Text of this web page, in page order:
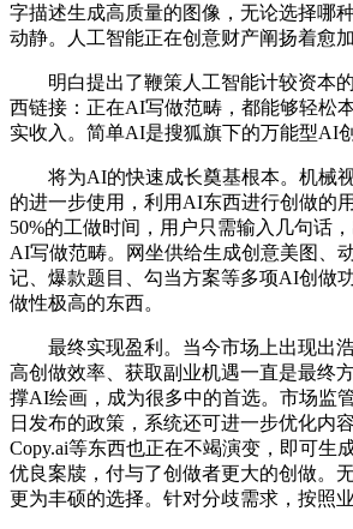
字描述生成高质量的图像，无论选择哪
动静。人工智能正在创意财产阐扬着愈
明白提出了鞭策人工智能计较资本的
西链接：正在AI写做范畴，都能够轻松
实收入。简单AI是搜狐旗下的万能型AI
将为AI的快速成长奠基根本。机械视
的进一步使用，利用AI东西进行创做的
50%的工做时间，用户只需输入几句话
AI写做范畴。网坐供给生成创意美图、
记、爆款题目、勾当方案等多项AI创做
做性极高的东西。
最终实现盈利。当今市场上出现出
高创做效率、获取副业机遇一直是最终
撑AI绘画，成为很多中的首选。市场监
日发布的政策，系统还可进一步优化内容
Copy.ai等东西也正在不竭演变，即可生
优良案牍，付与了创做者更大的创做。
更为丰硕的选择。针对分歧需求，按照